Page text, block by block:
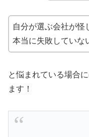
自分が選ぶ会社が怪
本当に失敗していな
と悩まれている場合
ます！